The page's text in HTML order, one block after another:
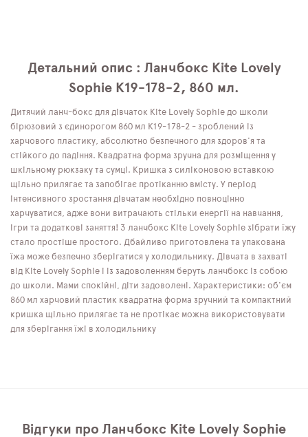
Детальний опис : Ланчбокс Kite Lovely
Sophie K19-178-2, 860 мл.
Дитячий ланч-бокс для дівчаток Kite Lovely Sophie до школи
бірюзовий з єдинорогом 860 мл K19-178-2 - зроблений із
харчового пластику, абсолютно безпечного для здоров'я та
стійкого до падіння. Квадратна форма зручна для розміщення у
шкільному рюкзаку та сумці. Кришка з силіконовою вставкою
щільно прилягає та запобігає протіканню вмісту. У період
інтенсивного зростання дівчатам необхідно повноцінно
харчуватися, адже вони витрачають стільки енергії на навчання,
ігри та додаткові заняття! З ланчбокс Kite Lovely Sophie зібрати їжу
стало простіше простого. Дбайливо приготовлена ​​та упакована
їжа може безпечно зберігатися у холодильнику. Дівчата в захваті
від Kite Lovely Sophie і із задоволенням беруть ланчбокс із собою
до школи. Мами спокійні, діти задоволені. Характеристики: об'єм
860 мл харчовий пластик квадратна форма зручний та компактний
кришка щільно прилягає та не протікає можна використовувати
для зберігання їжі в холодильнику
Відгуки про Ланчбокс Kite Lovely Sophie